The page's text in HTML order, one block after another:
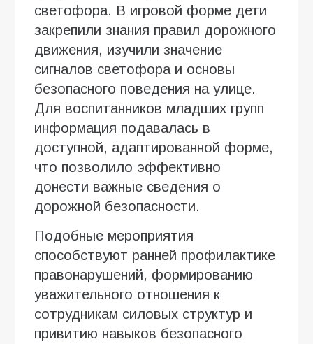
светофора. В игровой форме дети
закрепили знания правил дорожного
движения, изучили значение
сигналов светофора и основы
безопасного поведения на улице.
Для воспитанников младших групп
информация подавалась в
доступной, адаптированной форме,
что позволило эффективно
донести важные сведения о
дорожной безопасности.
Подобные мероприятия
способствуют ранней профилактике
правонарушений, формированию
уважительного отношения к
сотрудникам силовых структур и
привитию навыков безопасного